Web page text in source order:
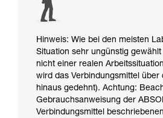
Hinweis: Wie bei den meisten
Situation sehr ungünstig
nicht einer realen
wird das Verbindungsmittel über
hinaus gedehnt). Achtung:
Gebrauchsanweisung der
Verbindungsmittel beschriebenen